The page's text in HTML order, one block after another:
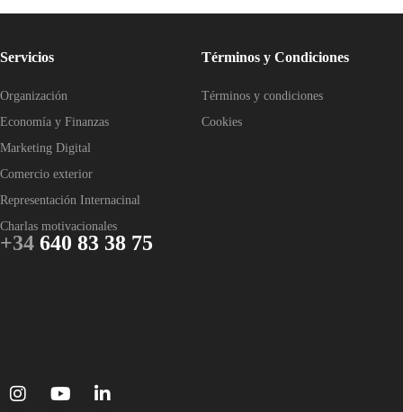
Servicios
Organización
Economía y Finanzas
Marketing Digital
Comercio exterior
Representación Internacinal
Charlas motivacionales
Términos y Condiciones
Términos y condiciones
Cookies
+34 640 83 38 75